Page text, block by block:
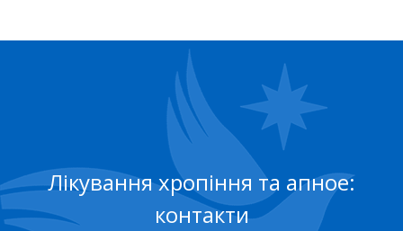
Лікування хропіння та апное:
контакти